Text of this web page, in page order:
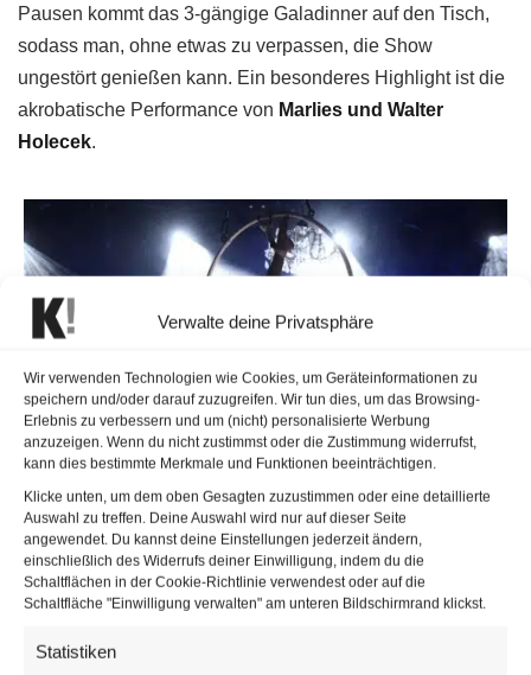
Verwalte deine Privatsphäre
Wir verwenden Technologien wie Cookies, um Geräteinformationen zu
speichern und/oder darauf zuzugreifen. Wir tun dies, um das Browsing-
Erlebnis zu verbessern und um (nicht) personalisierte Werbung
anzuzeigen. Wenn du nicht zustimmst oder die Zustimmung widerrufst,
kann dies bestimmte Merkmale und Funktionen beeinträchtigen.
Klicke unten, um dem oben Gesagten zuzustimmen oder eine detaillierte
Auswahl zu treffen. Deine Auswahl wird nur auf dieser Seite
angewendet. Du kannst deine Einstellungen jederzeit ändern,
einschließlich des Widerrufs deiner Einwilligung, indem du die
Schaltflächen in der Cookie-Richtlinie verwendest oder auf die
Schaltfläche "Einwilligung verwalten" am unteren Bildschirmrand klickst.
Statistiken
Pausen kommt das 3-gängige Galadinner auf den Tisch,
sodass man, ohne etwas zu verpassen, die Show
ungestört genießen kann. Ein besonderes Highlight ist die
akrobatische Performance von Mar­lies und Wal­ter
Holecek.
Marlies Holecek im Ensemble von “Dinner before Christmas” im Theater
Vindobona. | © Katharina Schiffl
Galadinner & Show im Vindobona
Das vorweihnachtliche Menü ist heuer sehr